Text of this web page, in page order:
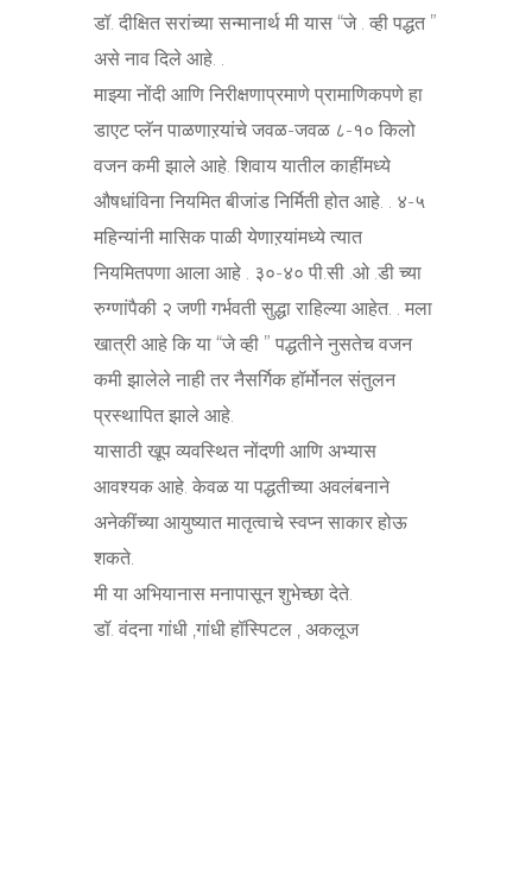
डॉ. दीक्षित सरांच्या सन्मानार्थ मी यास “जे . व्ही पद्धत ”
असे नाव दिले आहे. .
माझ्या नोंदी आणि निरीक्षणाप्रमाणे प्रामाणिकपणे हा
डाएट प्लॅन पाळणाऱयांचे जवळ-जवळ ८-१० किलो
वजन कमी झाले आहे. शिवाय यातील काहींमध्ये
औषधांविना नियमित बीजांड निर्मिती होत आहे. . ४-५
महिन्यांनी मासिक पाळी येणाऱयांमध्ये त्यात
नियमितपणा आला आहे . ३०-४० पी.सी .ओ .डी च्या
रुग्णांपैकी २ जणी गर्भवती सुद्धा राहिल्या आहेत. . मला
खात्री आहे कि या “जे व्ही ” पद्धतीने नुसतेच वजन
कमी झालेले नाही तर नैसर्गिक हॉर्मोनल संतुलन
प्रस्थापित झाले आहे.
यासाठी खूप व्यवस्थित नोंदणी आणि अभ्यास
आवश्यक आहे. केवळ या पद्धतीच्या अवलंबनाने
अनेकींच्या आयुष्यात मातृत्वाचे स्वप्न साकार होऊ
शकते.
मी या अभियानास मनापासून शुभेच्छा देते.
डॉ. वंदना गांधी ,गांधी हॉस्पिटल , अकलूज